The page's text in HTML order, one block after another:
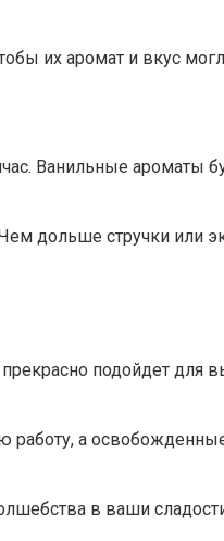
их аромат и вкус
Ванильные ароматы
стручки или
подойдет
работу, а
в ваши